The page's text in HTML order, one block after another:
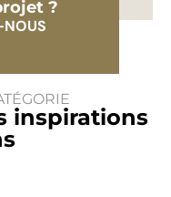
?
inspirations